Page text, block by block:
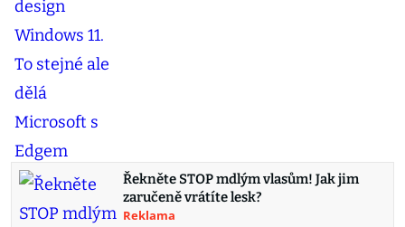
Řekněte STOP mdlým vlasům! Jak jim
zaručeně vrátíte lesk?
Reklama